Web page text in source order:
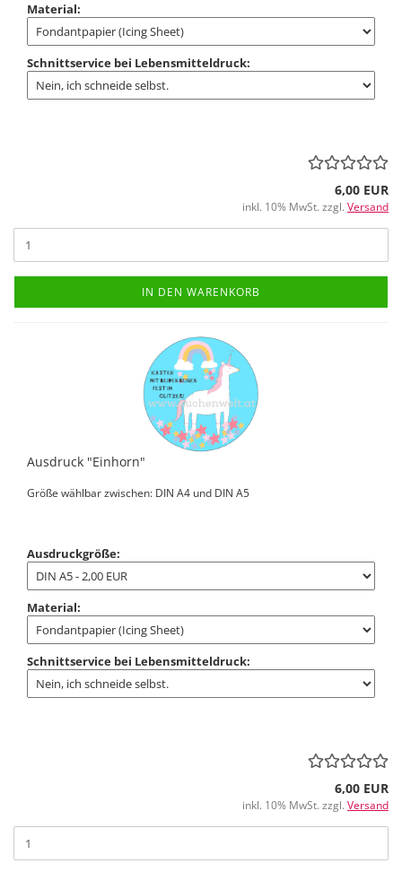
Material:
Schnittservice bei Lebensmitteldruck:
6,00 EUR
inkl. 10% MwSt. zzgl. Versand
IN DEN WARENKORB
Ausdruck "Einhorn"
Größe wählbar zwischen: DIN A4 und DIN A5
Ausdruckgröße:
Material:
Schnittservice bei Lebensmitteldruck:
6,00 EUR
inkl. 10% MwSt. zzgl. Versand